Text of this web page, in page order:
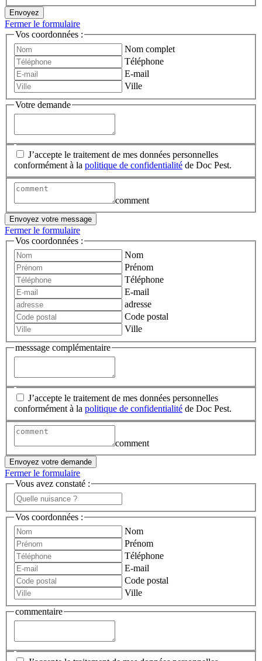
Envoyez
Fermer le formulaire
Vos coordonnées :
Nom complet
Téléphone
E-mail
Ville
Votre demande
J’accepte le traitement de mes données personnelles
conformément à la politique de confidentialité de Doc Pest.
comment
Envoyez votre message
Fermer le formulaire
Vos coordonnées :
Nom
Prénom
Téléphone
E-mail
adresse
Code postal
Ville
messsage complémentaire
J’accepte le traitement de mes données personnelles
conformément à la politique de confidentialité de Doc Pest.
comment
Envoyez votre demande
Fermer le formulaire
Vous avez constaté :
Vos coordonnées :
Nom
Prénom
Téléphone
E-mail
Code postal
Ville
commentaire